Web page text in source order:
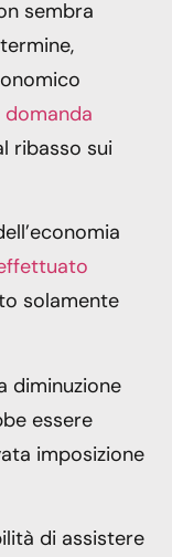
sembra
domanda
ribasso sui
solamente
diminuzione
essere
imposizione
di assistere